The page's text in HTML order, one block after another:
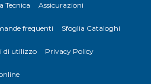
Tecnica Assicurazioni
frequenti Sfoglia Cataloghi
di utilizzo Privacy Policy